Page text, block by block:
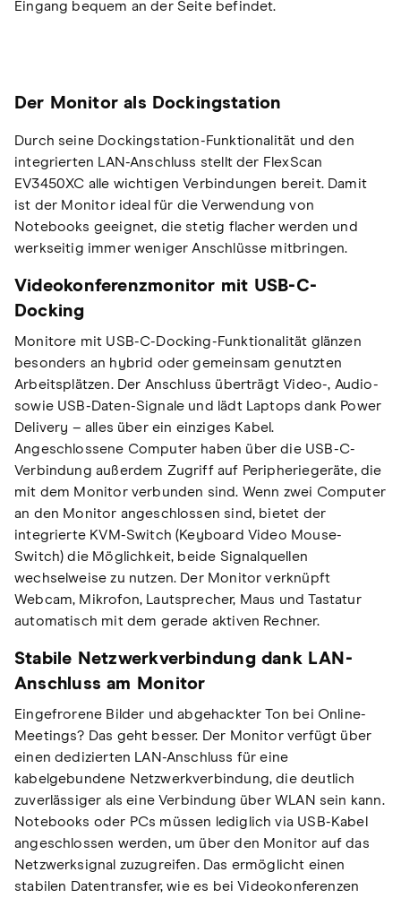
Eingang bequem an der Seite befindet.
Der Monitor als Dockingstation
Durch seine Dockingstation-Funktionalität und den
integrierten LAN-Anschluss stellt der FlexScan
EV3450XC alle wichtigen Verbindungen bereit. Damit
ist der Monitor ideal für die Verwendung von
Notebooks geeignet, die stetig flacher werden und
werkseitig immer weniger Anschlüsse mitbringen.
Videokonferenzmonitor mit USB-C-
Docking
Monitore mit USB-C-Docking-Funktionalität glänzen
besonders an hybrid oder gemeinsam genutzten
Arbeitsplätzen. Der Anschluss überträgt Video-, Audio-
sowie USB-Daten-Signale und lädt Laptops dank Power
Delivery – alles über ein einziges Kabel.
Angeschlossene Computer haben über die USB-C-
Verbindung außerdem Zugriff auf Peripheriegeräte, die
mit dem Monitor verbunden sind. Wenn zwei Computer
an den Monitor angeschlossen sind, bietet der
integrierte KVM-Switch (Keyboard Video Mouse-
Switch) die Möglichkeit, beide Signalquellen
wechselweise zu nutzen. Der Monitor verknüpft
Webcam, Mikrofon, Lautsprecher, Maus und Tastatur
automatisch mit dem gerade aktiven Rechner.
Stabile Netzwerkverbindung dank LAN-
Anschluss am Monitor
Eingefrorene Bilder und abgehackter Ton bei Online-
Meetings? Das geht besser. Der Monitor verfügt über
einen dedizierten LAN-Anschluss für eine
kabelgebundene Netzwerkverbindung, die deutlich
zuverlässiger als eine Verbindung über WLAN sein kann.
Notebooks oder PCs müssen lediglich via USB-Kabel
angeschlossen werden, um über den Monitor auf das
Netzwerksignal zuzugreifen. Das ermöglicht einen
stabilen Datentransfer, wie es bei Videokonferenzen